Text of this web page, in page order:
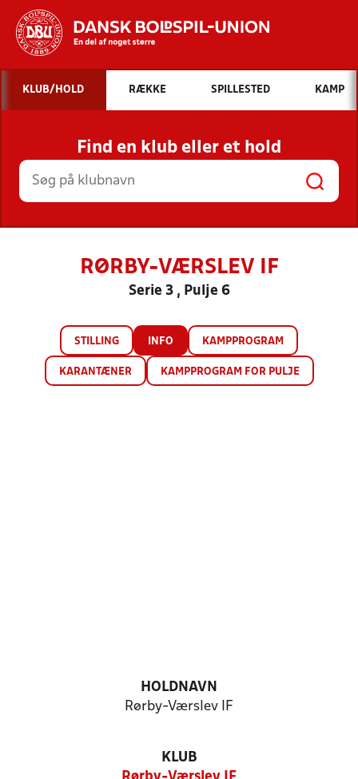
Hvad vil du søge efter?
INDHOLD OG NYHEDER
STILLINGER, RESULTATER, KLUBBER OG
HOLD
KLUB/HOLD RÆKKE SPILLESTED KAMP
Find en klub eller et hold
RØRBY-VÆRSLEV IF
Serie 3 , Pulje 6
STILLING INFO KAMPPROGRAM
KARANTÆNER KAMPPROGRAM FOR PULJE
HOLDNAVN
Rørby-Værslev IF
KLUB